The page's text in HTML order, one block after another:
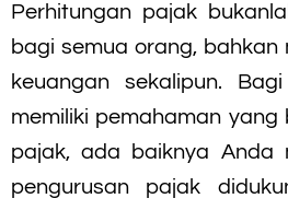
Perhitungan pajak
bagi semua orang, bahkan
keuangan sekalipun.
memiliki pemahaman
pajak, ada baiknya Anda
pengurusan pajak